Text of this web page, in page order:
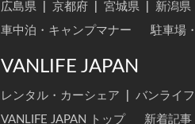
広島県
京都府 宮城県 新潟県
車中泊・キャンプマナー
駐車場
VANLIFE JAPAN
レンタル・カーシェア バンライフ
VANLIFE JAPAN トップ
新着記事